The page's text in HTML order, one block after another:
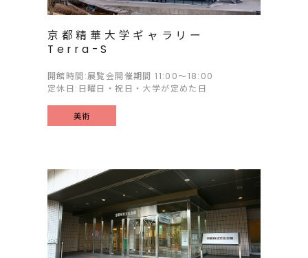
京都精華大学ギャラリー
Terra-S
開館時間:展覧会開催期間 11:00～18:00
定休日:日曜日・祝日・大学が定めた日
美術